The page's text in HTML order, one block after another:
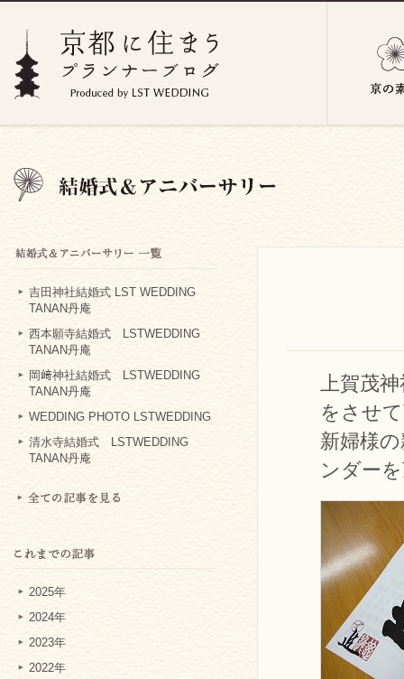
吉田神社結婚式 LST WEDDING
TANAN丹庵
西本願寺結婚式 LSTWEDDING
TANAN丹庵
岡﨑神社結婚式 LSTWEDDING
TANAN丹庵
WEDDING PHOTO LSTWEDDING
清水寺結婚式 LSTWEDDING
TANAN丹庵
2025年
2024年
2023年
2022年
上賀茂
をさせ
新婦様
ンダー